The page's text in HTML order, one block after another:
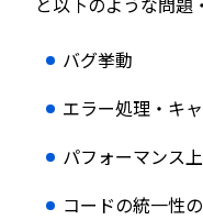
バグ挙動
エラー処理・キ
パフォーマンス
コードの統一性